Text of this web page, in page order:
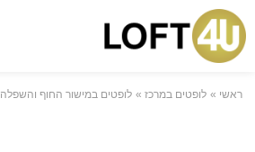
ראשי לופטים במרכז לופטים במישור החוף והשפלה